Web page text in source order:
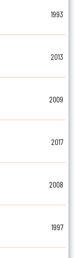
1993
2013
2009
2017
2008
1997